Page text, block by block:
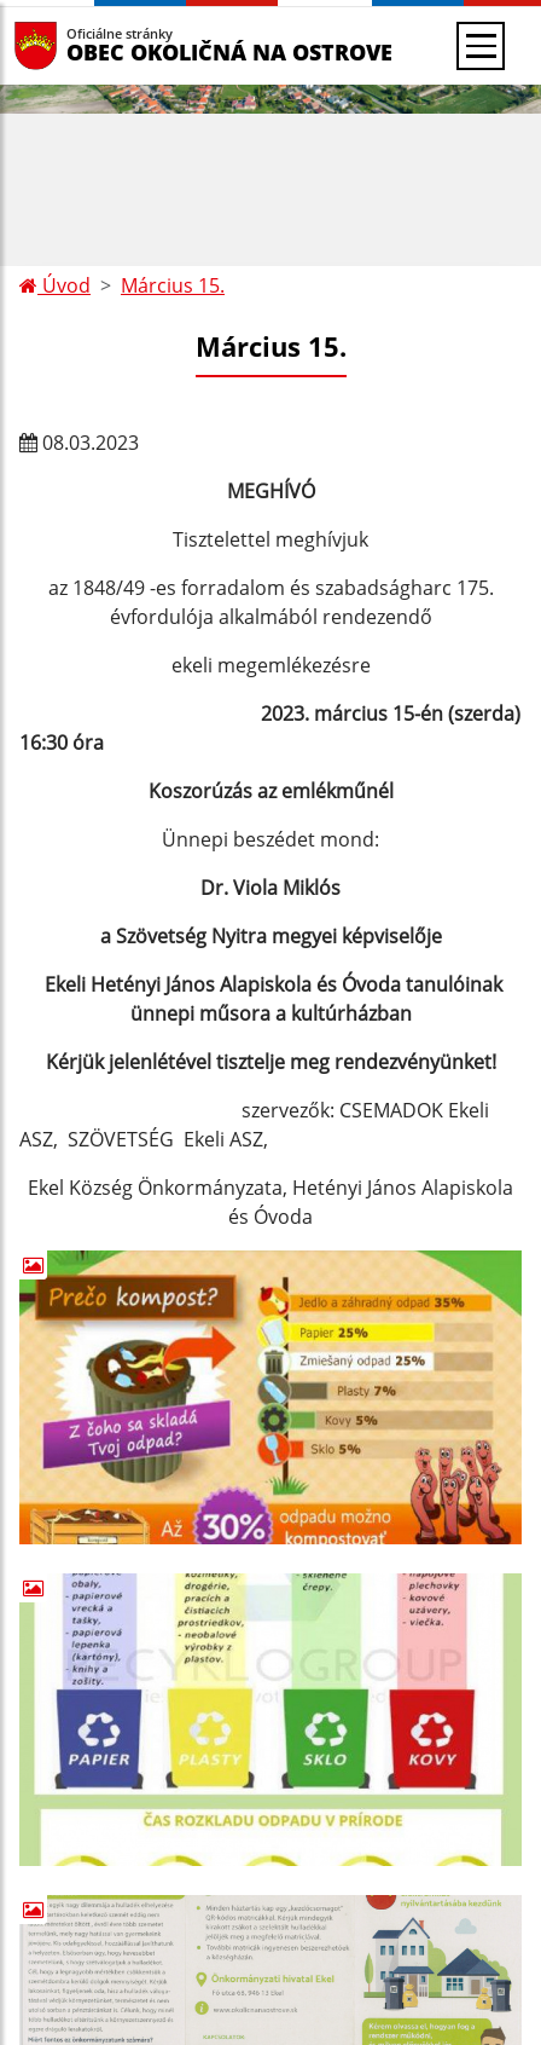
Oficiálne stránky
OBEC OKOLIČNÁ NA OSTROVE
Úvod Március 15.
Március 15.
08.03.2023
MEGHÍVÓ
Tisztelettel meghívjuk
az 1848/49 -es forradalom és szabadságharc 175.
évfordulója alkalmából rendezendő
ekeli megemlékezésre
2023. március 15-én (szerda)
16:30 óra
Koszorúzás az emlékműnél
Ünnepi beszédet mond:
Dr. Viola Miklós
a Szövetség Nyitra megyei képviselője
Ekeli Hetényi János Alapiskola és Óvoda tanulóinak
ünnepi műsora a kultúrházban
Kérjük jelenlétével tisztelje meg rendezvényünket!
szervezők: CSEMADOK Ekeli
ASZ, SZÖVETSÉG Ekeli ASZ,
Ekel Község Önkormányzata, Hetényi János Alapiskola
és Óvoda